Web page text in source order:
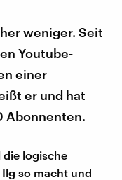
weniger. Seit
Youtube-
einer
er und hat
Abonnenten.
die logische
Ilg so macht und